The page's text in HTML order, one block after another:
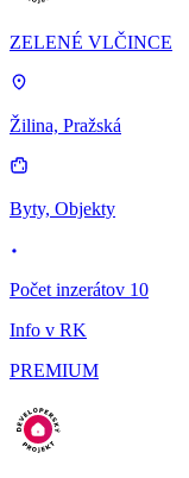
ZELENÉ VLČINCE
Žilina, Pražská
Byty, Objekty
Počet inzerátov 10
Info v RK
PREMIUM